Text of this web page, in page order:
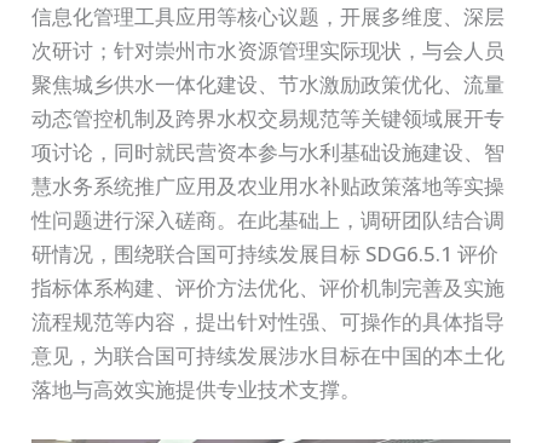
信息化管理工具应用等核心议题，开展多维度、深层
次研讨；针对崇州市水资源管理实际现状，与会人员
聚焦城乡供水一体化建设、节水激励政策优化、流量
动态管控机制及跨界水权交易规范等关键领域展开专
项讨论，同时就民营资本参与水利基础设施建设、智
慧水务系统推广应用及农业用水补贴政策落地等实操
性问题进行深入磋商。在此基础上，调研团队结合调
研情况，围绕联合国可持续发展目标 SDG6.5.1 评价
指标体系构建、评价方法优化、评价机制完善及实施
流程规范等内容，提出针对性强、可操作的具体指导
意见，为联合国可持续发展涉水目标在中国的本土化
落地与高效实施提供专业技术支撑。